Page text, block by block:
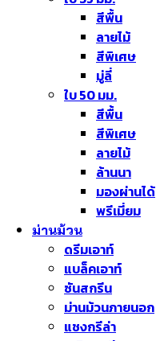
สีพื้น
ลายไม้
สีพิเศษ
มู่ลี่
ใบ 50 มม.
สีพื้น
สีพิเศษ
ลายไม้
ล้านนา
มองผ่านได้
พรีเมี่ยม
ม่านม้วน
ดรีมเอาท์
แบล็คเอาท์
ซันสกรีน
ม่านม้วนภายนอก
แชงกรีล่า